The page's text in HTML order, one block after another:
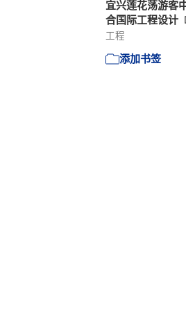
宜兴莲花荡游客
合国际工程设计
工程
添加书签